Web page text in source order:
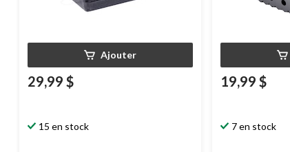
Ajouter
29,99 $
15 en stock
19,99 $
7 en stock